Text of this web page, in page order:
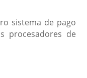
sistema de pago
procesadores de